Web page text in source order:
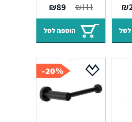
₪
הנוכחי
הוא:
₪209.
₪111
המחיר
המקורי
היה:
₪111.
₪89
הנוכחי
הוא:
₪89.
הוספה לסל
20%-